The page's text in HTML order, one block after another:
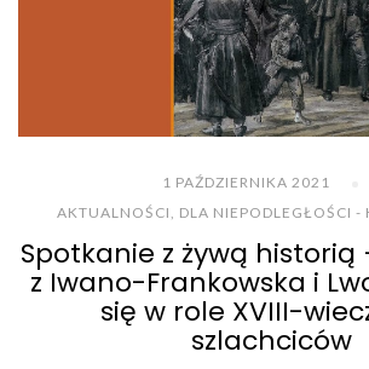
1 PAŹDZIERNIKA 2021
AKTUALNOŚCI, DLA NIEPODLEGŁOŚCI -
Spotkanie z żywą historią
z Iwano-Frankowska i
się w role XVIII-
szlachciców